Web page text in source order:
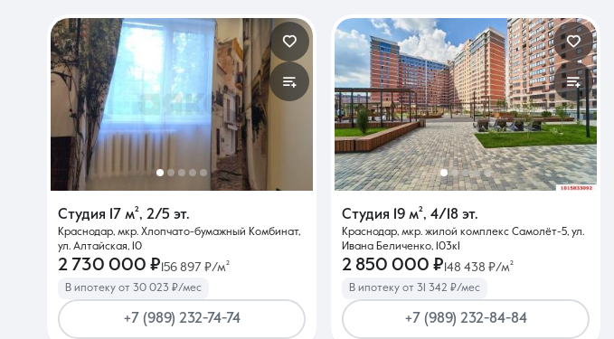
Студия 17 м², 2/5 эт.
Краснодар, мкр. Хлопчато-бумажный Комбинат,
ул. Алтайская, 10
2 730 000 ₽ 156 897 ₽/м²
В ипотеку от 30 023 ₽/мес
+7 (989) 232-74-74
Студия 19 м², 4/18 эт.
Краснодар, мкр. жилой комплекс Самолёт-5, ул.
Ивана Беличенко, 103к1
2 850 000 ₽ 148 438 ₽/м²
В ипотеку от 31 342 ₽/мес
+7 (989) 232-84-84